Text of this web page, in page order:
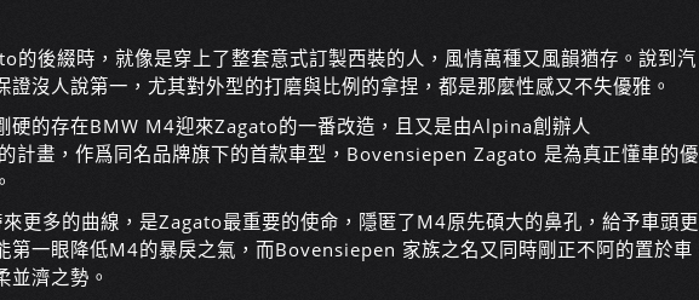
的後綴時，就像是穿上了整套意式訂製西裝的人，風情萬種又風韻猶存。說到汽
證沒人說第一，尤其對外型的打磨與比例的拿捏，都是那麼性感又不失優雅。
硬的存在BMW M4迎來Zagato的一番改造，且又是由Alpina創辦人
計畫，作爲同名品牌旗下的首款車型，Bovensiepen Zagato 是為真正懂車的優
更多的曲線，是Zagato最重要的使命，隱匿了M4原先碩大的鼻孔，給予車頭更
第一眼降低M4的暴戾之氣，而Bovensiepen 家族之名又同時剛正不阿的置於車
並濟之勢。